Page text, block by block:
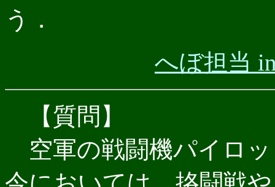
う．
へぼ担当
【質問】
空軍の戦闘機パイロ